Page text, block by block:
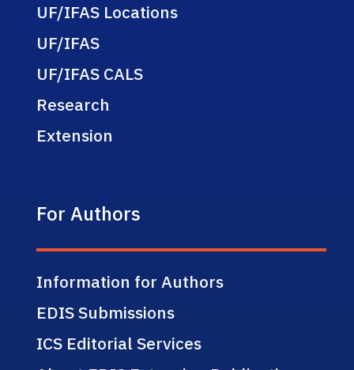
UF/IFAS Locations
UF/IFAS
UF/IFAS CALS
Research
Extension
For Authors
Information for Authors
EDIS Submissions
ICS Editorial Services